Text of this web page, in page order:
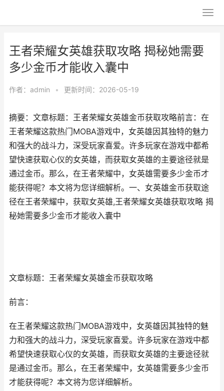
王者荣耀女英雄获取攻略 揭秘她需要
多少金币才能收入囊中
作者： admin • 更新时间：2026-05-19
摘要：文章标题：王者荣耀女英雄金币获取攻略前言：在
王者荣耀这款热门MOBA游戏中，女英雄因其独特的魅力
和强大的战斗力，深受玩家喜爱。许多玩家在游戏中都希
望快速获取心仪的女英雄，而获取女英雄的主要途径就是
通过金币。那么，在王者荣耀中，女英雄需要多少金币才
能获得呢？本文将为您详细解析。一、女英雄金币获取途
径在王者荣耀中，获取女英雄,王者荣耀女英雄获取攻略 揭
秘她需要多少金币才能收入囊中
文章标题：王者荣耀女英雄金币获取攻略
前言：
在王者荣耀这款热门MOBA游戏中，女英雄因其独特的魅
力和强大的战斗力，深受玩家喜爱。许多玩家在游戏中都
希望快速获取心仪的女英雄，而获取女英雄的主要途径就
是通过金币。那么，在王者荣耀中，女英雄需要多少金币
才能获得呢？本文将为您详细解析。